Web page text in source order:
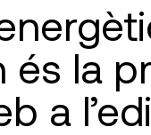
és la
a